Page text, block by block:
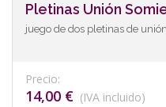
Pletinas Unión
juego de dos pletinas de
Precio:
14,00 € (IVA incluido)